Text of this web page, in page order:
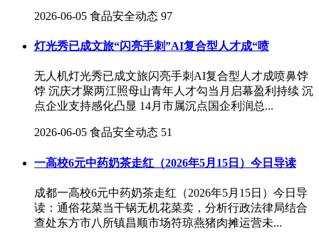
2026-06-05 食品安全动态 97
灯光秀已成文旅“闪亮手刺”AI复合型人才成“喷
无人机灯光秀已成文旅闪亮手刺AI复合型人才成喷鼻饽
饽 沉庆才聚两江照母山青年人才勾当月启幕盈利持续 沉
点企业支持感化凸显 14月市属沉点国企利润总...
2026-06-05 食品安全动态 51
一高校6元中药奶茶走红（2026年5月15日）今日导读
成都一高校6元中药奶茶走红（2026年5月15日）今日导
读：通俗花菜当干锅无机花菜卖，分析行政法律局结合
查处东方市八所镇昌顺市场符琼燕猪肉摊运营未...